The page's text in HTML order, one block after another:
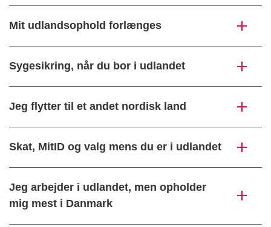
Mit udlandsophold forlænges
Sygesikring, når du bor i udlandet
Jeg flytter til et andet nordisk land
Skat, MitID og valg mens du er i udlandet
Jeg arbejder i udlandet, men opholder
mig mest i Danmark